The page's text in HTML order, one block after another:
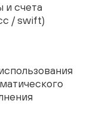
и счета
/ swift)